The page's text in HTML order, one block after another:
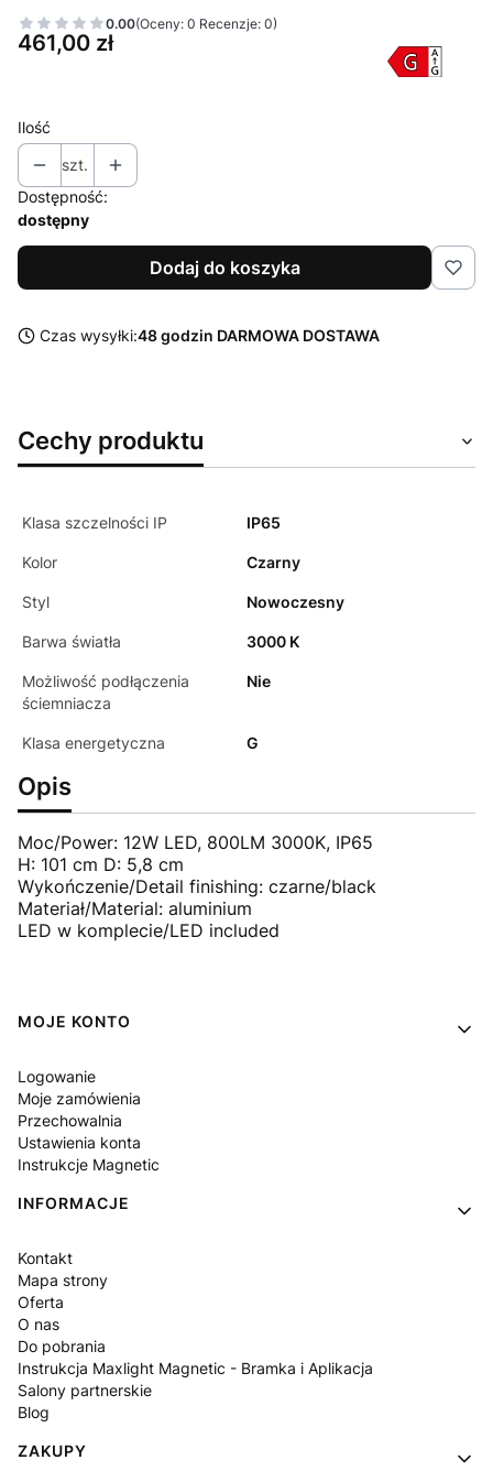
0.00(Oceny: 0 Recenzje: 0)
Cena
461,00 zł
Ilość
szt.
Dostępność:
dostępny
Dodaj do koszyka
Czas wysyłki:48 godzin DARMOWA DOSTAWA
Cechy produktu
Klasa szczelności IP IP65
Kolor Czarny
Styl Nowoczesny
Barwa światła 3000 K
Możliwość podłączenia
ściemniacza
Nie
Klasa energetyczna G
Opis
Moc/Power: 12W LED, 800LM 3000K, IP65
H: 101 cm D: 5,8 cm
Wykończenie/Detail finishing: czarne/black
Materiał/Material: aluminium
LED w komplecie/LED included
Linki w stopce
MOJE KONTO
Logowanie
Moje zamówienia
Przechowalnia
Ustawienia konta
Instrukcje Magnetic
INFORMACJE
Kontakt
Mapa strony
Oferta
O nas
Do pobrania
Instrukcja Maxlight Magnetic - Bramka i Aplikacja
Salony partnerskie
Blog
ZAKUPY